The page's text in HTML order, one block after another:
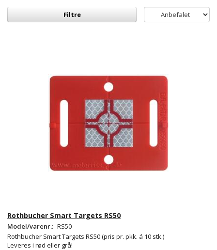
Filtre
Rothbucher Smart Targets RS50
Model/varenr.: RS50
Rothbucher Smart Targets RS50(pris pr. pkk. á 10 stk.)
Leveres i rød eller grå!